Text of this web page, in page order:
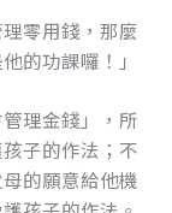
零用錢，那麼
的功課囉！」
理金錢」，所
子的作法；不
的願意給他機